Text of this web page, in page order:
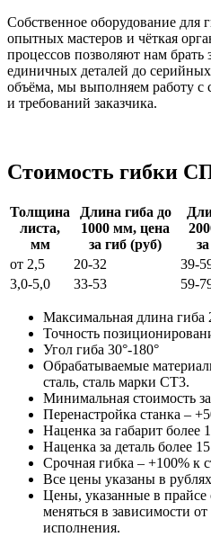
Собственное оборудование для
опытных мастеров и чёткая
процессов позволяют нам
единичных деталей до
объёма, мы выполняем работу с
и требований заказчика.
Стоимость гибки
Толщина
листа,
мм
Длина гиба до
1000 мм, цена
за гиб (руб)
от 2,5
20-32 39-
3,0-5,0
33-53 59-
Максимальная длина гиба
Точность
Угол гиба 30°-180°
Обрабатываемые
сталь, сталь марки СТ3.
Минимальная стоимость
Перенастройка станка –
Наценка за габарит более
Наценка за деталь более
Срочная гибка – +100% к
Все цены указаны в
Цены, указанные в
меняться в зависимости
исполнения.